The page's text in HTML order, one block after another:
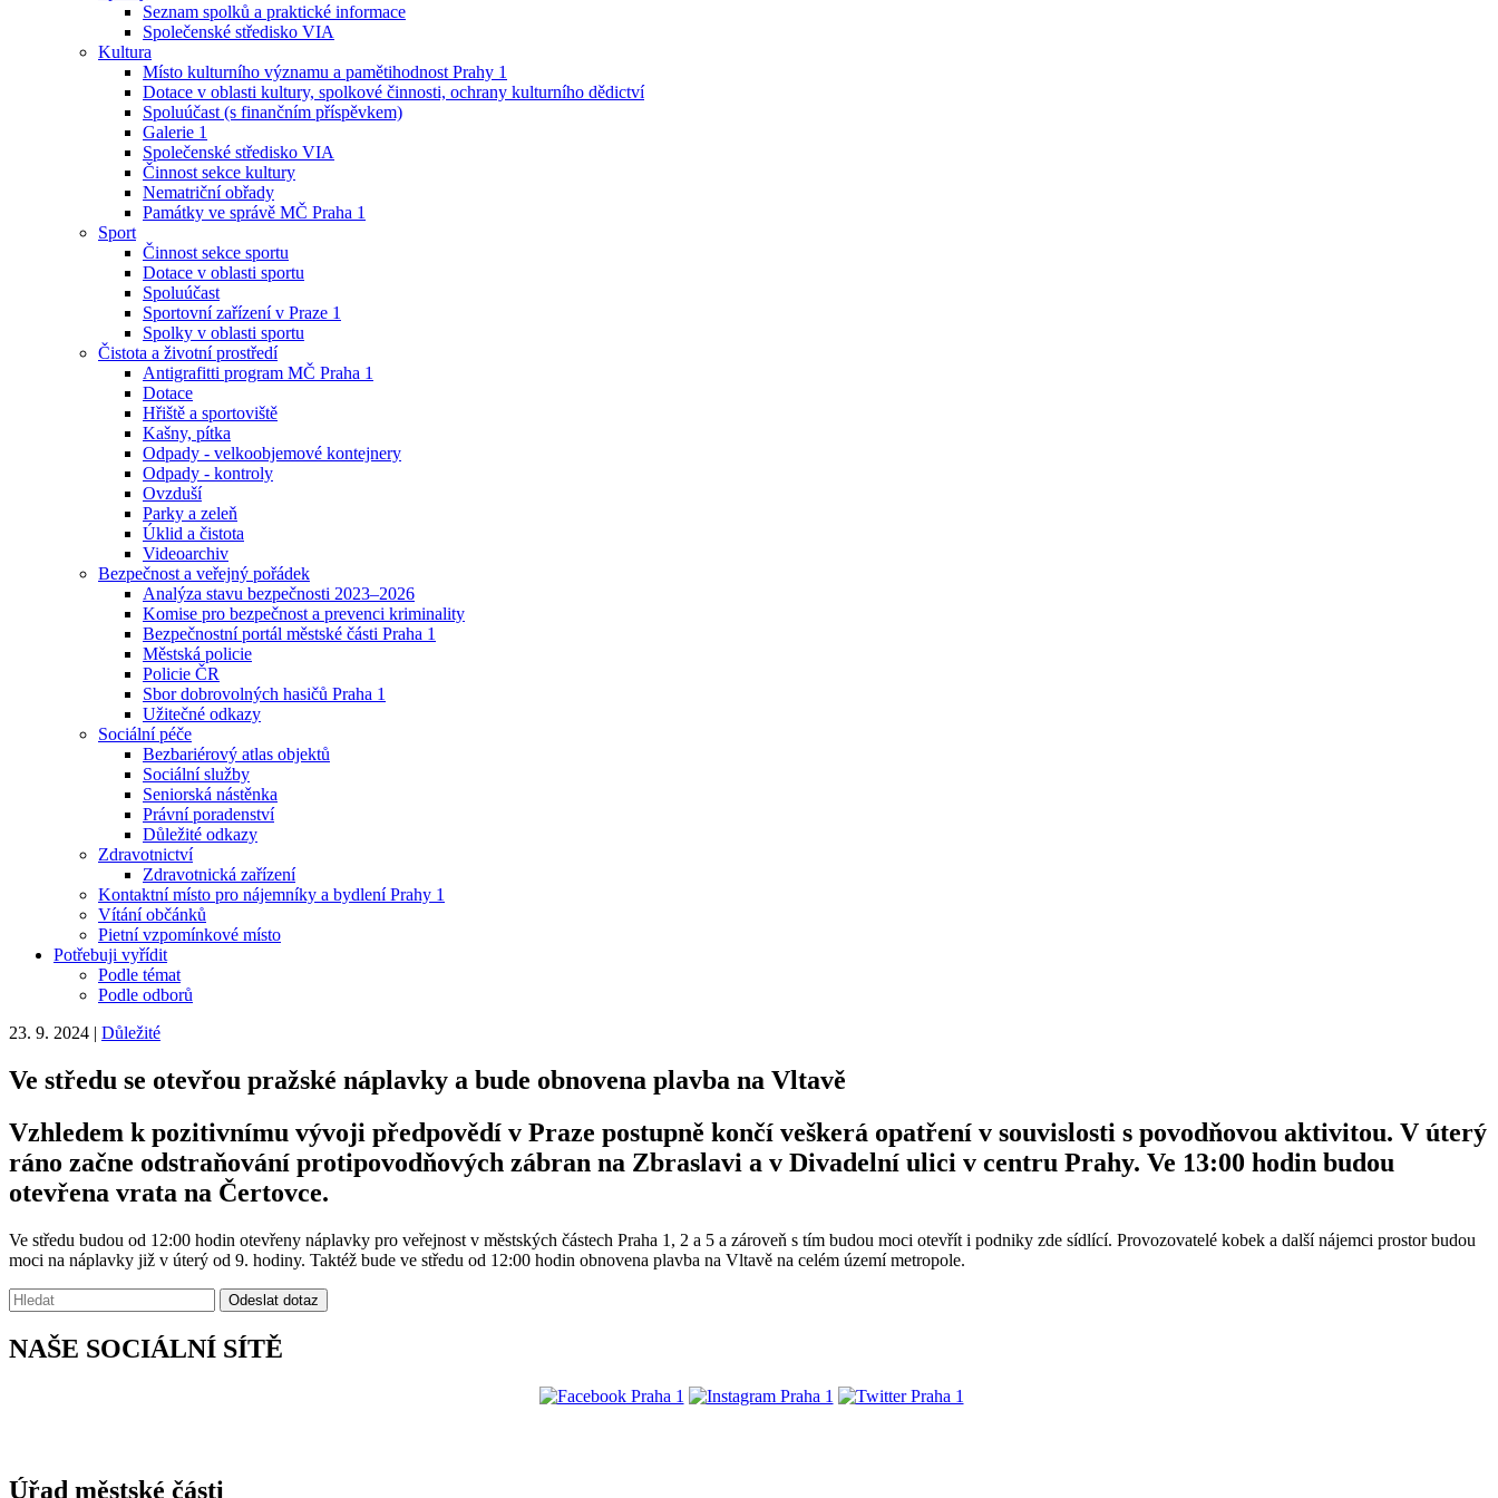
Seznam spolků a praktické informace
Společenské středisko VIA
Kultura
Místo kulturního významu a pamětihodnost Prahy 1
Dotace v oblasti kultury, spolkové činnosti, ochrany kulturního dědictví
Spoluúčast (s finančním příspěvkem)
Galerie 1
Společenské středisko VIA
Činnost sekce kultury
Nematriční obřady
Památky ve správě MČ Praha 1
Sport
Činnost sekce sportu
Dotace v oblasti sportu
Spoluúčast
Sportovní zařízení v Praze 1
Spolky v oblasti sportu
Čistota a životní prostředí
Antigrafitti program MČ Praha 1
Dotace
Hřiště a sportoviště
Kašny, pítka
Odpady - velkoobjemové kontejnery
Odpady - kontroly
Ovzduší
Parky a zeleň
Úklid a čistota
Videoarchiv
Bezpečnost a veřejný pořádek
Analýza stavu bezpečnosti 2023–2026
Komise pro bezpečnost a prevenci kriminality
Bezpečnostní portál městské části Praha 1
Městská policie
Policie ČR
Sbor dobrovolných hasičů Praha 1
Užitečné odkazy
Sociální péče
Bezbariérový atlas objektů
Sociální služby
Seniorská nástěnka
Právní poradenství
Důležité odkazy
Zdravotnictví
Zdravotnická zařízení
Kontaktní místo pro nájemníky a bydlení Prahy 1
Vítání občánků
Pietní vzpomínkové místo
Potřebuji vyřídit
Podle témat
Podle odborů
23. 9. 2024 | Důležité
Ve středu se otevřou pražské náplavky a bude obnovena plavba na Vltavě
Vzhledem k pozitivnímu vývoji předpovědí v Praze postupně končí veškerá opatření v souvislosti s povodňovou aktivitou. V úterý
ráno začne odstraňování protipovodňových zábran na Zbraslavi a v Divadelní ulici v centru Prahy. Ve 13:00 hodin budou
otevřena vrata na Čertovce.
Ve středu budou od 12:00 hodin otevřeny náplavky pro veřejnost v městských částech Praha 1, 2 a 5 a zároveň s tím budou moci otevřít i podniky zde sídlící. Provozovatelé kobek a další nájemci prostor budou
moci na náplavky již v úterý od 9. hodiny. Taktéž bude ve středu od 12:00 hodin obnovena plavba na Vltavě na celém území metropole.
Vyhledávání:
Odeslat dotaz
NAŠE SOCIÁLNÍ SÍTĚ
Úřad městské části